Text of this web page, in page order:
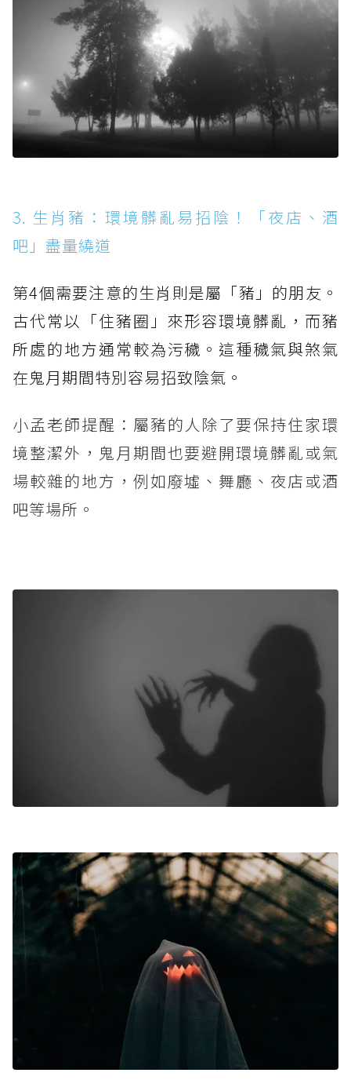
3. 生肖豬：環境髒亂易招陰！「夜店、酒
吧」盡量繞道
第4個需要注意的生肖則是屬「豬」的朋友。
古代常以「住豬圈」來形容環境髒亂，而豬
所處的地方通常較為污穢。這種穢氣與煞氣
在鬼月期間特別容易招致陰氣。
小孟老師提醒：屬豬的人除了要保持住家環
境整潔外，鬼月期間也要避開環境髒亂或氣
場較雜的地方，例如廢墟、舞廳、夜店或酒
吧等場所。